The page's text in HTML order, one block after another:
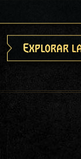
Explorar